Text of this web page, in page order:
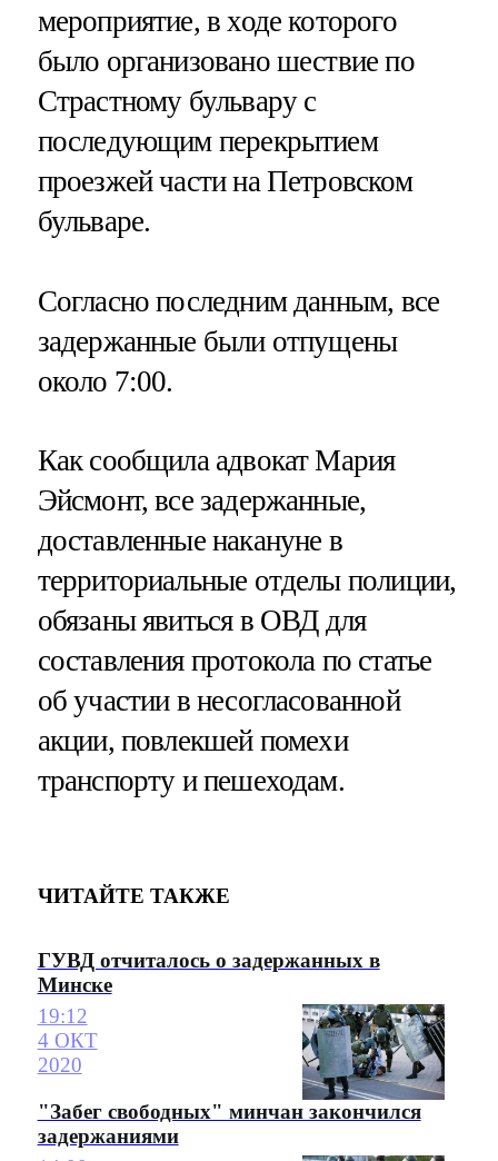
мероприятие, в ходе которого
было организовано шествие по
Страстному бульвару с
последующим перекрытием
проезжей части на Петровском
бульваре.
Согласно последним данным, все
задержанные были отпущены
около 7:00.
Как сообщила адвокат Мария
Эйсмонт, все задержанные,
доставленные накануне в
территориальные отделы полиции,
обязаны явиться в ОВД для
составления протокола по статье
об участии в несогласованной
акции, повлекшей помехи
транспорту и пешеходам.
ЧИТАЙТЕ ТАКЖЕ
ГУВД отчиталось о задержанных в
Минске
19:12
4 ОКТ
2020
"Забег свободных" минчан закончился
задержаниями